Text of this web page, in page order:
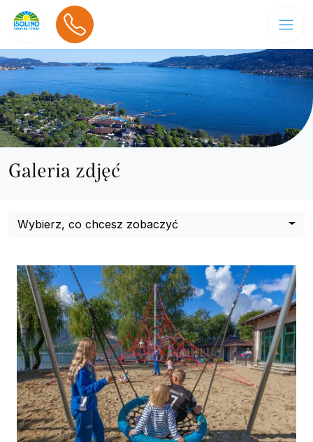
Galeria zdjęć
Wybierz, co chcesz zobaczyć